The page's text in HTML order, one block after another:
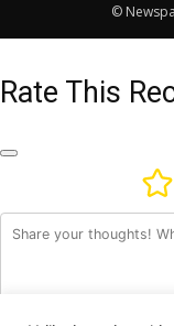
©
Rate This